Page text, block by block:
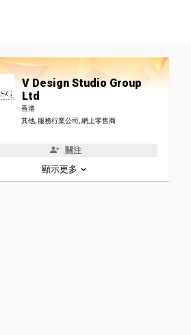
V Design Studio Group
Ltd
香港
其他, 服務行業公司, 網上零售商
關注
顯示更多